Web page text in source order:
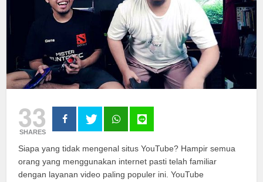
33
SHARES
Siapa yang tidak mengenal situs YouTube? Hampir semua
orang yang menggunakan internet pasti telah familiar
dengan layanan video paling populer ini. YouTube